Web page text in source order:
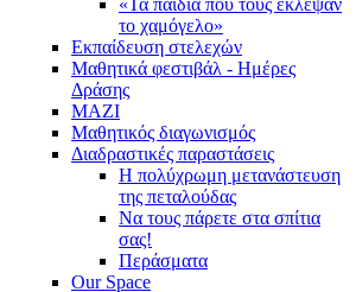
«Τα παιδιά που τους έκλεψαν
το χαμόγελο»
Εκπαίδευση στελεχών
Μαθητικά φεστιβάλ - Ημέρες
Δράσης
ΜΑΖΙ
Μαθητικός διαγωνισμός
Διαδραστικές παραστάσεις
Η πολύχρωμη μετανάστευση
της πεταλούδας
Να τους πάρετε στα σπίτια
σας!
Περάσματα
Our Space